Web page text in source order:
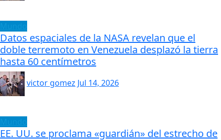
Datos espaciales de la NASA revelan que el
doble terremoto en Venezuela desplazó la tierra
hasta 60 centímetros
victor gomez Jul 14, 2026
EE. UU. se proclama «guardián» del estrecho de